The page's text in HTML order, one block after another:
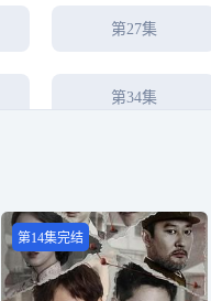
第27集
第34集
第14集完结